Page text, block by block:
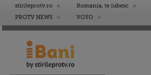
stirileprotv.ro Romania, te iubesc
PROTV NEWS
VOYO